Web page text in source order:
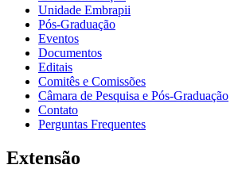
Unidade Embrapii
Pós-Graduação
Eventos
Documentos
Editais
Comitês e Comissões
Câmara de Pesquisa e Pós-Graduação
Contato
Perguntas Frequentes
Extensão